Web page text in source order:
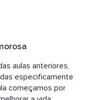
aulas anteriores,
especificamente
começamos por